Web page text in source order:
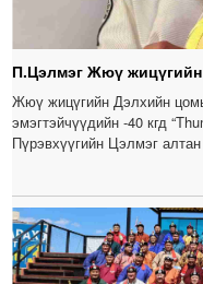
П.Цэлмэг Жюү
Жюү жицүгийн Дэлхийн
эмэгтэйчүүдийн -40 кгд
Пүрэвхүүгийн Цэлмэг